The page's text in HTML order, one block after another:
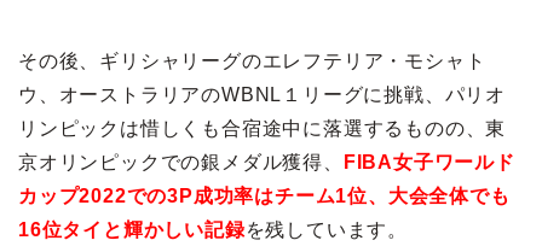
その後、ギリシャリーグのエレフテリア・モシャト
ウ、オーストラリアのWBNL１リーグに挑戦、パリオ
リンピックは惜しくも合宿途中に落選するものの、東
京オリンピックでの銀メダル獲得、
FIBA女子ワールド
カップ2022での3P成功率はチーム1位、大会全体でも
16位タイと輝かしい記録を残しています。